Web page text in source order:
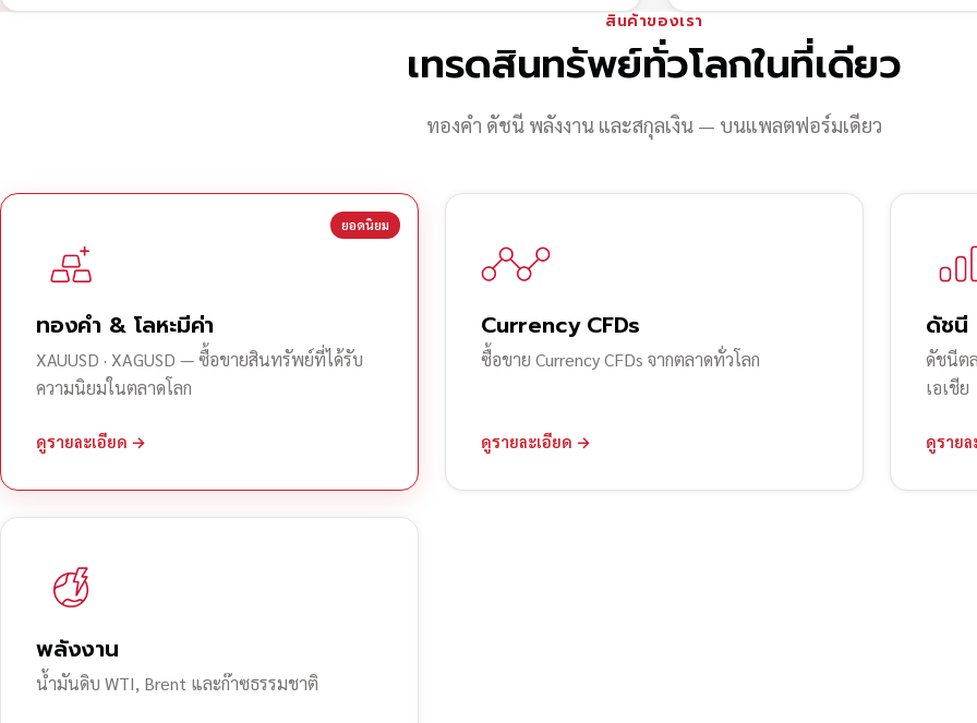
สินค้าของเรา
เทรดสินทรัพย์ทั่วโลกในที่เดียว
ทองคำ ดัชนี พลังงาน และสกุลเงิน — บนแพลตฟอร์มเดียว
ยอดนิยม
ทองคำ & โลหะมีค่า
XAUUSD · XAGUSD — ซื้อขายสินทรัพย์ที่ได้รับ
ความนิยมในตลาดโลก
ดูรายละเอียด →
Currency CFDs
ซื้อขาย Currency CFDs จากตลาดทั่วโลก
ดูรายละเอียด →
ดัชนี
ดัชนีต
เอเชีย
ดูราย
พลังงาน
น้ำมันดิบ WTI, Brent และก๊าซธรรมชาติ